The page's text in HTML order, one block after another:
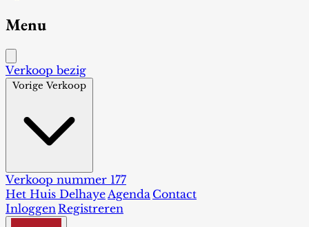
Menu
Verkoop bezig
Vorige Verkoop
Verkoop nummer 177
Het Huis DelhayeAgenda Contact
InloggenRegistreren